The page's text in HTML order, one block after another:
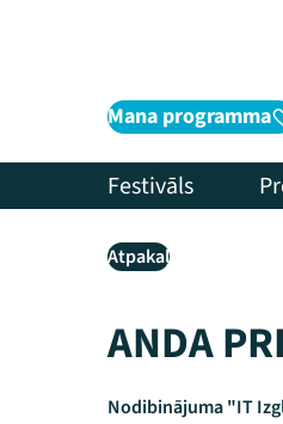
Mana programma
Festivāls
Atpakaļ
ANDA
Nodibinājuma "IT